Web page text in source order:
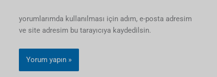
yorumlarımda kullanılması için adım, e-posta adresim
ve site adresim bu tarayıcıya kaydedilsin.